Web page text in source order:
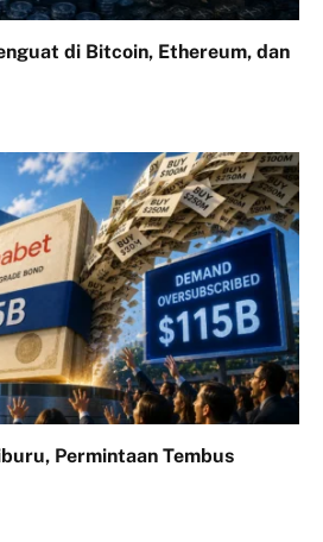
di Bitcoin, Ethereum, dan
Permintaan Tembus